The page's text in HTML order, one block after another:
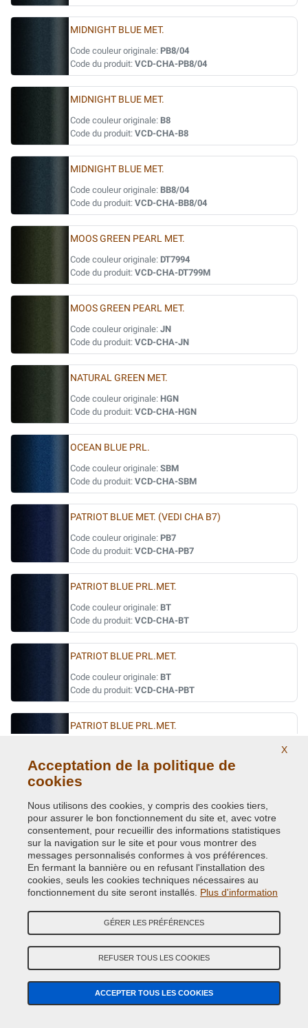
MIDNIGHT BLUE MET.
Code couleur originale: PB8/04
Code du produit: VCD-CHA-PB8/04
MIDNIGHT BLUE MET.
Code couleur originale: B8
Code du produit: VCD-CHA-B8
MIDNIGHT BLUE MET.
Code couleur originale: BB8/04
Code du produit: VCD-CHA-BB8/04
MOOS GREEN PEARL MET.
Code couleur originale: DT7994
Code du produit: VCD-CHA-DT799M
MOOS GREEN PEARL MET.
Code couleur originale: JN
Code du produit: VCD-CHA-JN
NATURAL GREEN MET.
Code couleur originale: HGN
Code du produit: VCD-CHA-HGN
OCEAN BLUE PRL.
Code couleur originale: SBM
Code du produit: VCD-CHA-SBM
PATRIOT BLUE MET. (VEDI CHA B7)
Code couleur originale: PB7
Code du produit: VCD-CHA-PB7
PATRIOT BLUE PRL.MET.
Code couleur originale: BT
Code du produit: VCD-CHA-BT
PATRIOT BLUE PRL.MET.
Code couleur originale: BT
Code du produit: VCD-CHA-PBT
PATRIOT BLUE PRL.MET.
Code du produit:
VCD-CHA-PBT
Code couleur originale:FHG
Code du produit:VCD-CHA-FHG
PLUM CRAZY/VIOLA MET.
Code couleur originale:PHG
Code du produit:VCD-CHA-PHG
PUNK-N ORANGE PRL.
Code couleur originale: SE4
Code du produit:VCD-CHA-SE4
RED ROCK CRYSTAL MET.
X
Acceptation de la politique de
cookies
Nous utilisons des cookies, y compris des cookies tiers,
pour assurer le bon fonctionnement du site et, avec votre
consentement, pour recueillir des informations statistiques
sur la navigation sur le site et pour vous montrer des
messages personnalisés conformes à vos préférences.
En fermant la bannière ou en refusant l'installation des
cookies, seuls les cookies techniques nécessaires au
fonctionnement du site seront installés. Plus d'information
GÉRER LES PRÉFÉRENCES
REFUSER TOUS LES COOKIES
ACCEPTER TOUS LES COOKIES